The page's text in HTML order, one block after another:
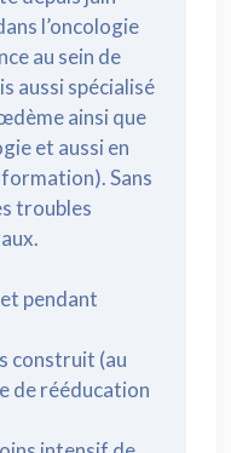
l’oncologie
au sein de
aussi spécialisé
ainsi que
et aussi en
Sans
troubles
pendant
construit (au
de rééducation